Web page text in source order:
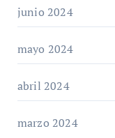
junio 2024
mayo 2024
abril 2024
marzo 2024